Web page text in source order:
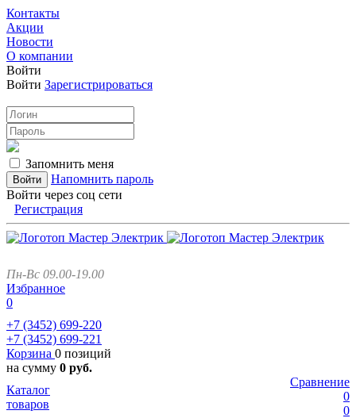
Контакты
Акции
Новости
О компании
Войти
Войти Зарегистрироваться
Запомнить меня
Напомнить пароль
Войти через соц сети
Регистрация
Пн-Вс 09.00-19.00
Избранное
0
+7 (3452) 699-220
+7 (3452) 699-221
Корзина 0 позиций
на сумму 0 руб.
Сравнение
0
0
Каталог
товаров